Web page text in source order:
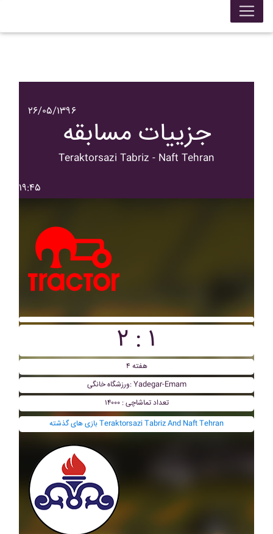
۲۶/۰۵/۱۳۹۶
جزییات مسابقه
Teraktorsazi Tabriz - Naft Tehran
۱۹:۴۵
۲ : ۱
هفته ۴
ورزشگاه خانگی: Yadegar-Emam
تعداد تماشاچی : ۱۴۰۰۰
بازی های گذشته Teraktorsazi Tabriz And Naft Tehran